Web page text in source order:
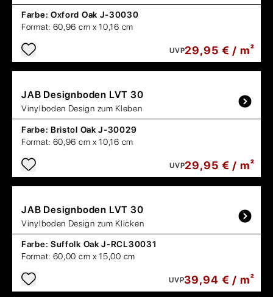
Farbe: Oxford Oak J-30030
Format: 60,96 cm x 10,16 cm
UVP29,95 € / m²
JAB Designboden LVT 30
Vinylboden Design zum Kleben
Farbe: Bristol Oak J-30029
Format: 60,96 cm x 10,16 cm
UVP29,95 € / m²
JAB Designboden LVT 30
Vinylboden Design zum Klicken
Farbe: Suffolk Oak J-RCL30031
Format: 60,00 cm x 15,00 cm
UVP39,94 € / m²